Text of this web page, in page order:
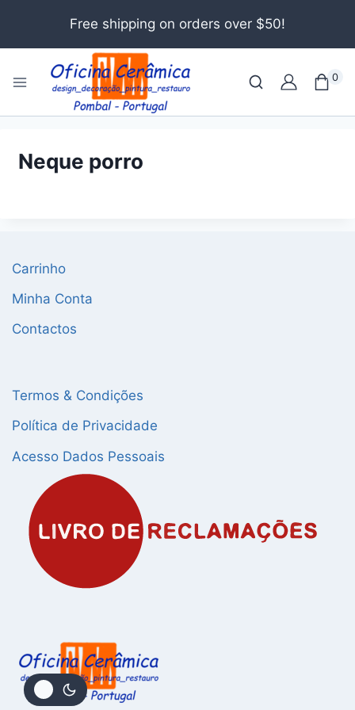
Free shipping on orders over $50!
0
Neque porro
Carrinho
Minha Conta
Contactos
Termos & Condições
Política de Privacidade
Acesso Dados Pessoais